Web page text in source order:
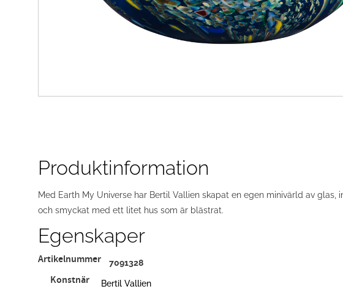
Produktinformation
Med Earth My Universe har Bertil Vallien skapat en egen minivärld av
och smyckat med ett litet hus som är blästrat.
Egenskaper
Artikelnummer 7091328
Konstnär Bertil Vallien